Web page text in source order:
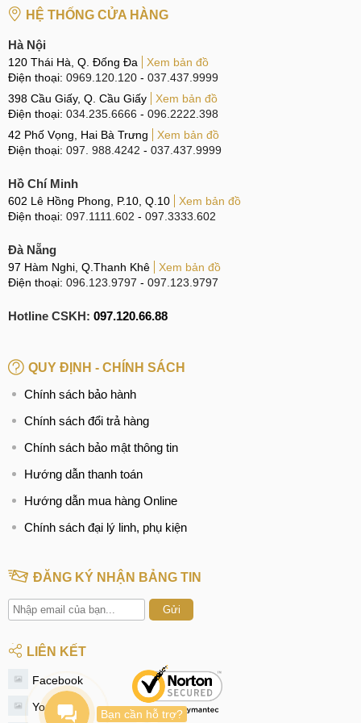
Sửa, Thay Main Oneplus Nord
HỆ THỐNG CỬA HÀNG
Hà Nội
120 Thái Hà, Q. Đống Đa
Xem bản đồ
Điện thoại: 0969.120.120 - 037.437.9999
398 Cầu Giấy, Q. Cầu Giấy
Xem bản đồ
Điện thoại: 034.235.6666 - 096.2222.398
42 Phố Vọng, Hai Bà Trưng
Xem bản đồ
Điện thoại: 097. 988.4242 - 037.437.9999
Hồ Chí Minh
602 Lê Hồng Phong, P.10, Q.10
Xem bản đồ
Điện thoại: 097.1111.602 - 097.3333.602
Đà Nẵng
97 Hàm Nghi, Q.Thanh Khê
Xem bản đồ
Điện thoại: 096.123.9797 - 097.123.9797
Hotline CSKH: 097.120.66.88
QUY ĐỊNH - CHÍNH SÁCH
Chính sách bảo hành
Chính sách đổi trả hàng
Chính sách bảo mật thông tin
Hướng dẫn thanh toán
Hướng dẫn mua hàng Online
Chính sách đại lý linh, phụ kiện
ĐĂNG KÝ NHẬN BẢNG TIN
Gửi
LIÊN KẾT
Facebook
Youtube
Bạn cần hỗ trợ?